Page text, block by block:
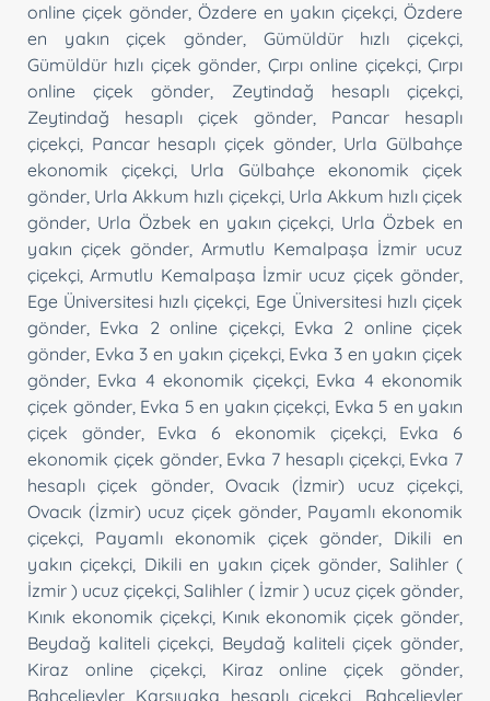
online çiçek gönder, Özdere en yakın çiçekçi, Özdere
en yakın çiçek gönder, Gümüldür hızlı çiçekçi,
Gümüldür hızlı çiçek gönder, Çırpı online çiçekçi,Çırpı
online çiçek gönder, Zeytindağ hesaplı çiçekçi,
Zeytindağ hesaplı çiçek gönder, Pancar hesaplı
çiçekçi, Pancar hesaplı çiçek gönder, Urla Gülbahçe
ekonomik çiçekçi, Urla Gülbahçe ekonomik çiçek
gönder, Urla Akkum hızlı çiçekçi, Urla Akkum hızlı çiçek
gönder, Urla Özbek en yakın çiçekçi, Urla Özbek en
yakın çiçek gönder, Armutlu Kemalpaşa İzmir ucuz
çiçekçi,Armutlu Kemalpaşa İzmir ucuz çiçek gönder,
Ege Üniversitesi hızlı çiçekçi, Ege Üniversitesi hızlı çiçek
gönder, Evka 2 online çiçekçi, Evka 2 online çiçek
gönder, Evka 3 en yakın çiçekçi, Evka 3 en yakın çiçek
gönder, Evka 4 ekonomik çiçekçi, Evka 4 ekonomik
çiçek gönder, Evka 5 en yakın çiçekçi, Evka 5 en yakın
çiçek gönder, Evka 6 ekonomik çiçekçi, Evka 6
ekonomik çiçek gönder, Evka 7 hesaplı çiçekçi, Evka 7
hesaplı çiçek gönder,Ovacık (İzmir) ucuz çiçekçi,
Ovacık (İzmir) ucuz çiçek gönder, Payamlı ekonomik
çiçekçi, Payamlı ekonomik çiçek gönder, Dikili en
yakın çiçekçi, Dikili en yakın çiçek gönder, Salihler (
İzmir ) ucuz çiçekçi,Salihler ( İzmir ) ucuz çiçek gönder,
Kınık ekonomik çiçekçi, Kınık ekonomik çiçek gönder,
Beydağ kaliteli çiçekçi, Beydağ kaliteli çiçek gönder,
Kiraz online çiçekçi, Kiraz online çiçek gönder,
Bahçelievler Karşıyaka hesaplı çiçekçi
Bahçelievler